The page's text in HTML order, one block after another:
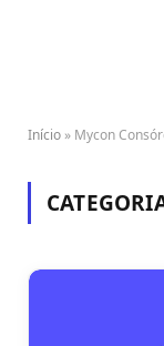
Início » Mycon